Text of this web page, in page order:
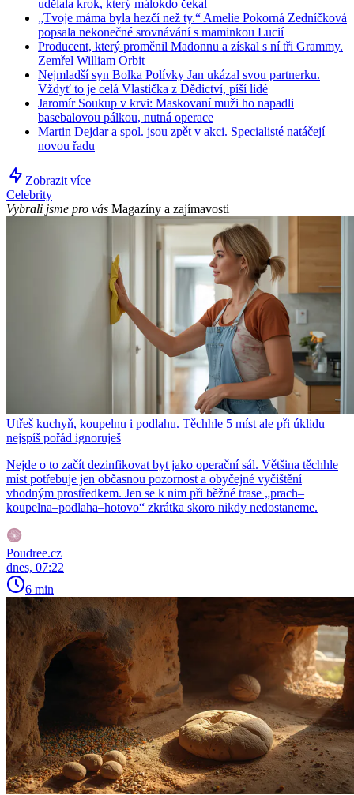
udělala krok, který málokdo čekal
„Tvoje máma byla hezčí než ty.“ Amelie Pokorná Zedníčková
popsala nekonečné srovnávání s maminkou Lucií
Producent, který proměnil Madonnu a získal s ní tři Grammy.
Zemřel William Orbit
Nejmladší syn Bolka Polívky Jan ukázal svou partnerku.
Vždyť to je celá Vlastička z Dědictví, píší lidé
Jaromír Soukup v krvi: Maskovaní muži ho napadli
basebalovou pálkou, nutná operace
Martin Dejdar a spol. jsou zpět v akci. Specialisté natáčejí
novou řadu
Zobrazit více
Celebrity
Vybrali jsme pro vás Magazíny a zajímavosti
Utřeš kuchyň, koupelnu i podlahu. Těchhle 5 míst ale při úklidu
nejspíš pořád ignoruješ
Nejde o to začít dezinfikovat byt jako operační sál. Většina těchhle
míst potřebuje jen občasnou pozornost a obyčejné vyčištění
vhodným prostředkem. Jen se k nim při běžné trase „prach–
koupelna–podlaha–hotovo“ zkrátka skoro nikdy nedostaneme.
Poudree.cz
dnes, 07:22
6 min